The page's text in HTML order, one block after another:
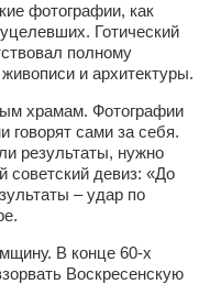
фотографии, как
Готический
полному
и архитектуры.
храмам. Фотографии
говорят сами за себя.
результаты, нужно
советский девиз: «До
– удар по
В конце 60-х
Воскресенскую